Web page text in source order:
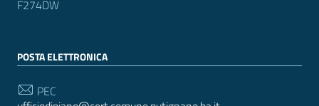
F274DW
POSTA ELETTRONICA
PEC